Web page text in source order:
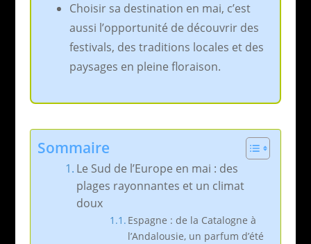
Choisir sa destination en mai, c’est
aussi l’opportunité de découvrir des
festivals, des traditions locales et des
paysages en pleine floraison.
Sommaire
Le Sud de l’Europe en mai : des
plages rayonnantes et un climat
doux
Espagne : de la Catalogne à
l’Andalousie, un parfum d’été